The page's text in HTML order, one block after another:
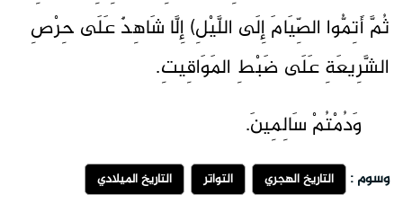
ثُمَّ أَتِمُّوا الصِّيَامَ إِلَى اللَّيْلِ) إِلَّا شَاهِدٌ عَلَى حِرْصِ
الشَّرِيعَةِ عَلَى ضَبْطِ المَوَاقِيتِ.
وَدُمْتُمْ سَالِمِينَ.
وسوم : التاريخ الهجري التواتر التاريخ الميلادي